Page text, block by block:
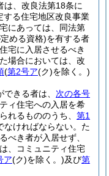
は、改良法第18条に
る住宅地区改良事業
にあっては、同法第
める資格)を有する者
宅に入居させるべき
場合においては、改
(第2号ア(ク)を除く。)
きる者は、 次の各号
ィ住宅への入居を希
れるもののうち、 第1
ければならない。 た
べき者が入居せず、
、コミュニティ住宅
ア(ク)を除く。)及び第